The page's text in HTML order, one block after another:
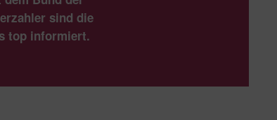
sind die
top informiert.